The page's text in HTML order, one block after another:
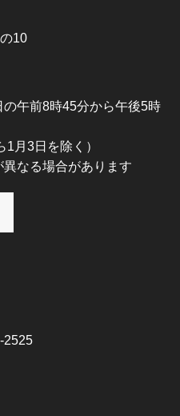
10
午前8時45分から午後5時
1月3日を除く）
なる場合があります
2525